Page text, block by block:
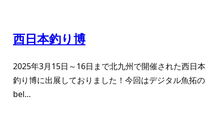
西日本釣り博
2025年3月15日～16日まで北九州で開催された西日本
釣り博に出展しておりました！今回はデジタル魚拓の
bel…